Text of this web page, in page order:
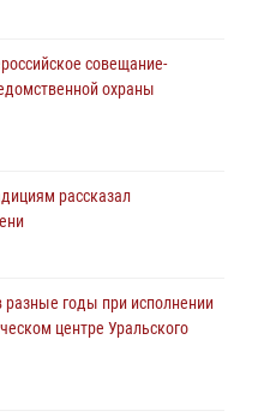
совещание-
охраны
рассказал
годы при исполнении
центре Уральского